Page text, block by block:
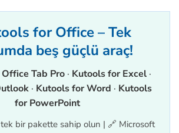
for Office – Tek
beş güçlü araç!
Office Tab Pro· Kutools for Excel·
· Kutools for Word · Kutools
for PowerPoint
bir pakette sahip olun | 🔗 Microsoft